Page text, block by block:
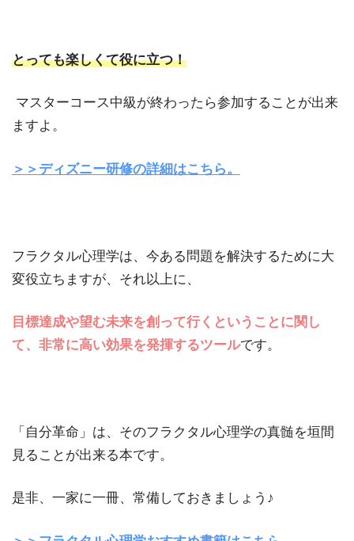
とっても楽しくて役に立つ！
マスターコース中級が終わったら参加することが出来
ますよ。
＞＞ディズニー研修の詳細はこちら。
フラクタル心理学は、今ある問題を解決するために大
変役立ちますが、それ以上に、
目標達成や望む未来を創って行くということに関し
て、非常に高い効果を発揮するツールです。
「自分革命」は、そのフラクタル心理学の真髄を垣間
見ることが出来る本です。
是非、一家に一冊、常備しておきましょう♪